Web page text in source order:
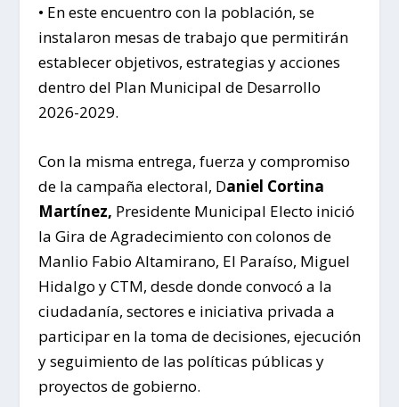
• En este encuentro con la población, se
instalaron mesas de trabajo que permitirán
establecer objetivos, estrategias y acciones
dentro del Plan Municipal de Desarrollo
2026-2029.
Con la misma entrega, fuerza y compromiso
de la campaña electoral, Daniel Cortina
Martínez, Presidente Municipal Electo inició
la Gira de Agradecimiento con colonos de
Manlio Fabio Altamirano, El Paraíso, Miguel
Hidalgo y CTM, desde donde convocó a la
ciudadanía, sectores e iniciativa privada a
participar en la toma de decisiones, ejecución
y seguimiento de las políticas públicas y
proyectos de gobierno.